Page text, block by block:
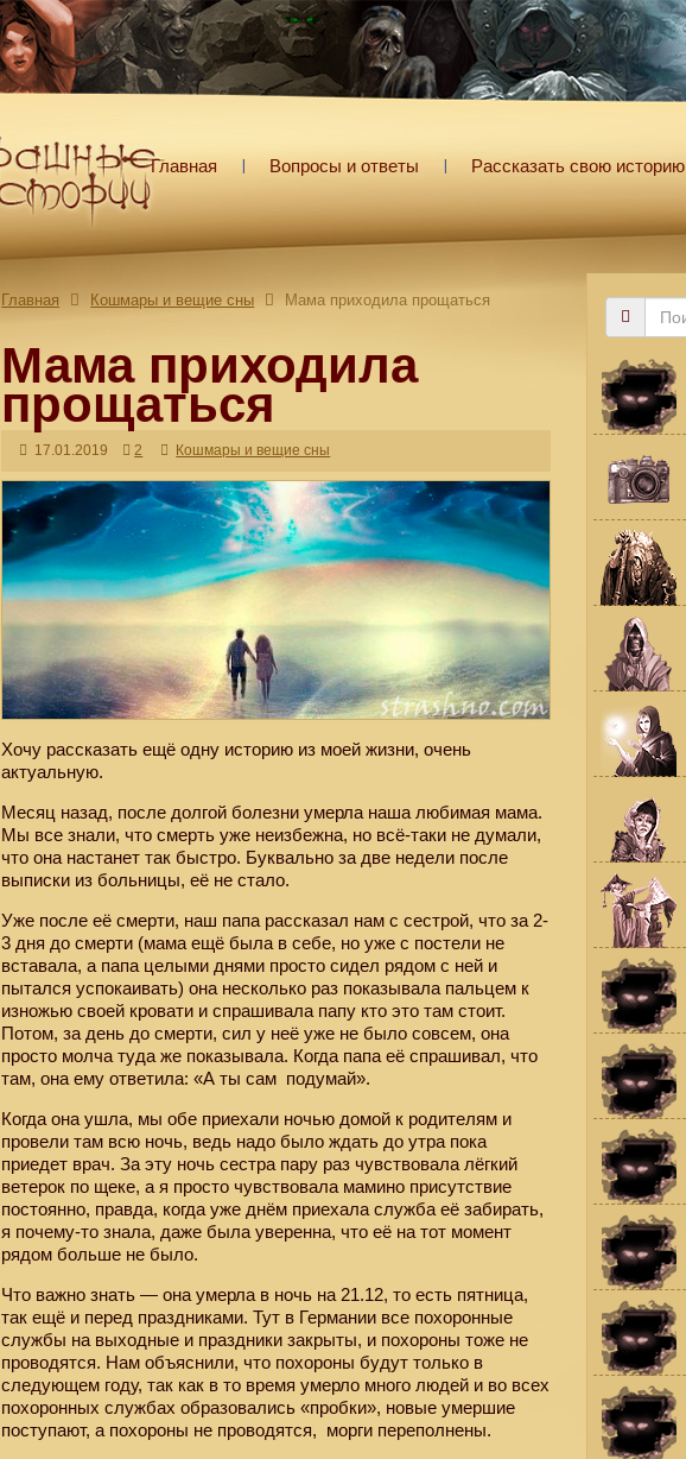
Главная Вопросы и ответы Рассказать свою историю
Главная Кошмары и вещие сны Мама приходила прощаться
Мама приходила
прощаться
17.01.2019 2 Кошмары и вещие сны
Хочу рассказать ещё одну историю из моей жизни, очень
актуальную.
Месяц назад, после долгой болезни умерла наша любимая мама.
Мы все знали, что смерть уже неизбежна, но всё-таки не думали,
что она настанет так быстро. Буквально за две недели после
выписки из больницы, её не стало.
Уже после её смерти, наш папа рассказал нам с сестрой, что за 2-
3 дня до смерти (мама ещё была в себе, но уже с постели не
вставала, а папа целыми днями просто сидел рядом с ней и
пытался успокаивать) она несколько раз показывала пальцем к
изножью своей кровати и спрашивала папу кто это там стоит.
Потом, за день до смерти, сил у неё уже не было совсем, она
просто молча туда же показывала. Когда папа её спрашивал, что
там, она ему ответила: «А ты сам подумай».
Когда она ушла, мы обе приехали ночью домой к родителям и
провели там всю ночь, ведь надо было ждать до утра пока
приедет врач. За эту ночь сестра пару раз чувствовала лёгкий
ветерок по щеке, а я просто чувствовала мамино присутствие
постоянно, правда, когда уже днём приехала служба её забирать,
я почему-то знала, даже была уверенна, что её на тот момент
рядом больше не было.
Что важно знать — она умерла в ночь на 21.12, то есть пятница,
так ещё и перед праздниками. Тут в Германии все похоронные
службы на выходные и праздники закрыты, и похороны тоже не
проводятся. Нам объяснили, что похороны будут только в
следующем году, так как в то время умерло много людей и во всех
похоронных службах образовались «пробки», новые умершие
поступают, а похороны не проводятся, морги переполнены.
Поиск